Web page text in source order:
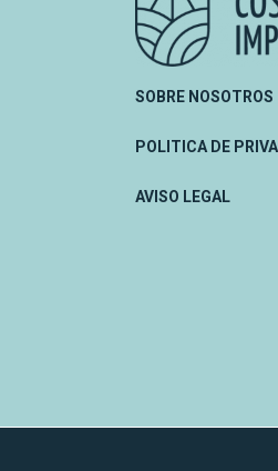
SOBRE NOSOTROS
POLITICA DE
AVISO LEGAL